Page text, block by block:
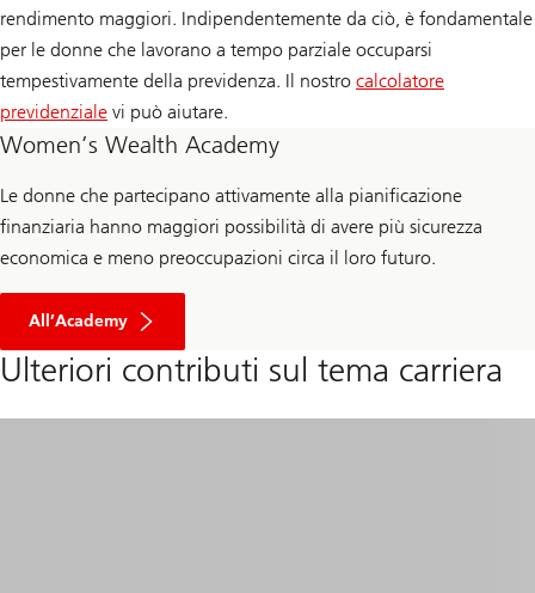
rendimento maggiori. Indipendentemente da ciò, è fondamentale
per le donne che lavorano a tempo parziale occuparsi
tempestivamente della previdenza. Il nostro calcolatore
previdenziale vi può aiutare.
Women’s Wealth Academy
Le donne che partecipano attivamente alla pianificazione
finanziaria hanno maggiori possibilità di avere più sicurezza
economica e meno preoccupazioni circa il loro futuro.
All’Academy
Ulteriori contributi sul tema carriera